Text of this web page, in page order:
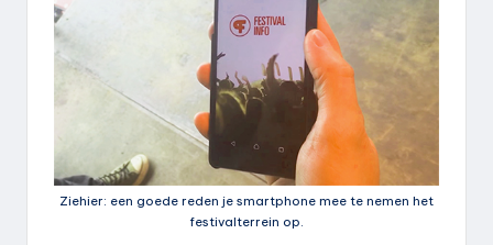
Ziehier: een goede reden je smartphone mee te nemen het
festivalterrein op.